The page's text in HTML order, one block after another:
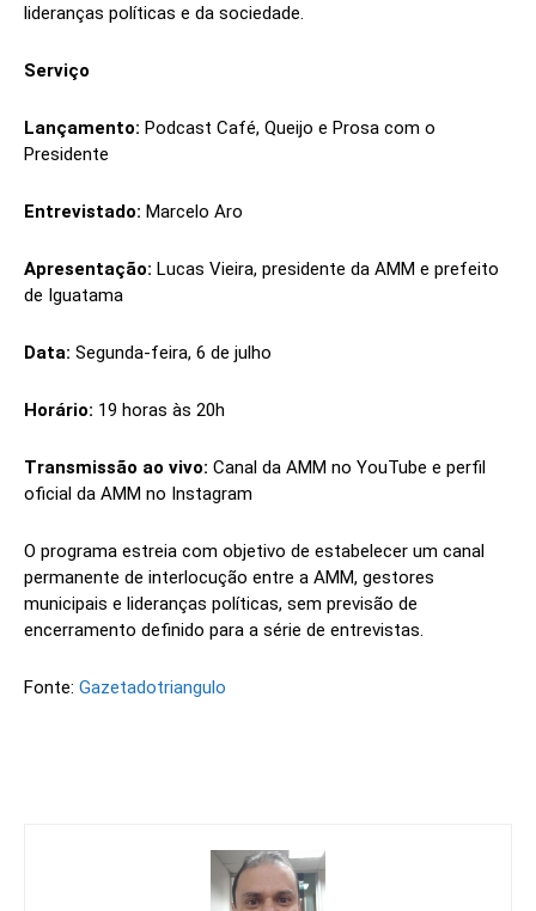
lideranças políticas e da sociedade.
Serviço
Lançamento: Podcast Café, Queijo e Prosa com o
Presidente
Entrevistado: Marcelo Aro
Apresentação: Lucas Vieira, presidente da AMM e prefeito
de Iguatama
Data: Segunda-feira, 6 de julho
Horário: 19 horas às 20h
Transmissão ao vivo: Canal da AMM no YouTube e perfil
oficial da AMM no Instagram
O programa estreia com objetivo de estabelecer um canal
permanente de interlocução entre a AMM, gestores
municipais e lideranças políticas, sem previsão de
encerramento definido para a série de entrevistas.
Fonte: Gazetadotriangulo